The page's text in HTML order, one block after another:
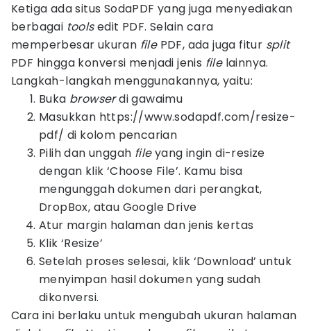
Ketiga ada situs SodaPDF yang juga menyediakan
berbagai toolsedit PDF. Selain cara
memperbesar ukuran filePDF, ada juga fitur split
PDF hingga konversi menjadi jenis filelainnya.
Langkah-langkah menggunakannya, yaitu:
Buka browserdi gawaimu
Masukkan https://www.sodapdf.com/resize-
pdf/ di kolom pencarian
Pilih dan unggah fileyang ingin di-resize
dengan klik ‘Choose File’. Kamu bisa
mengunggah dokumen dari perangkat,
DropBox, atau Google Drive
Atur margin halaman dan jenis kertas
Klik ‘Resize’
Setelah proses selesai, klik ‘Download’ untuk
menyimpan hasil dokumen yang sudah
dikonversi.
Cara ini berlaku untuk mengubah ukuran halaman